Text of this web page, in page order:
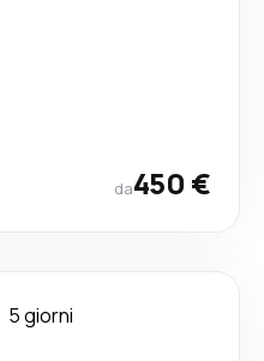
da450 €
5 giorni